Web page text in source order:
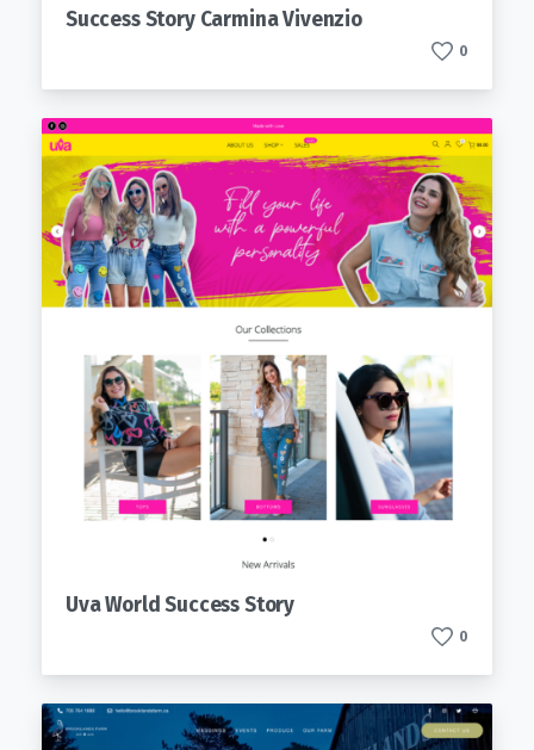
Success Story Carmina Vivenzio
0
Uva World Success Story
0